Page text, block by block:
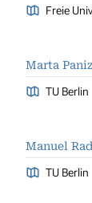
Freie
Marta
TU Berlin
Manuel
TU Berlin